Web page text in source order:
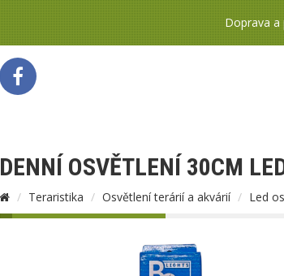
Doprava a
DENNÍ OSVĚTLENÍ 30CM
Teraristika Osvětlení terárií a akvárií Led